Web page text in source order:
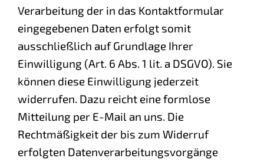
Verarbeitung der in das Kontaktformular
eingegebenen Daten erfolgt somit
ausschließlich auf Grundlage Ihrer
Einwilligung (Art. 6 Abs. 1 lit. a DSGVO). Sie
können diese Einwilligung jederzeit
widerrufen. Dazu reicht eine formlose
Mitteilung per E-Mail an uns. Die
Rechtmäßigkeit der bis zum Widerruf
erfolgten Datenverarbeitungsvorgänge